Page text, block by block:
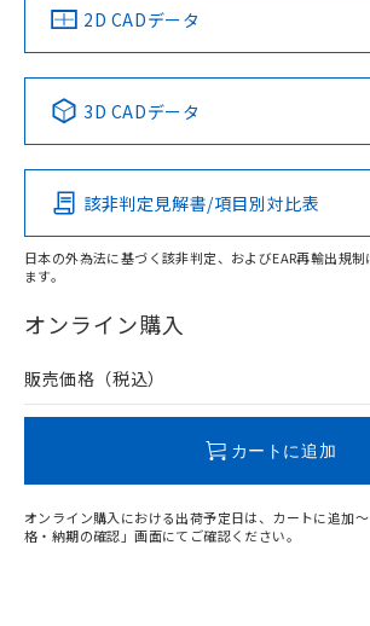
中国 RoHS 注意事項・凡例
Pb Hg Cd
O
在庫等で未対応品が混在する可能性があ
問い合わせください。
船舶規格）
No No No
この製品の規格認証/
その他の認証はこちらのページか
2D CADデータ
3D CADデータ
該非判定見解書/項目別対比表
日本の外為法に基づく該非判定、およびEAR再輸出規
ます。
オンライン購入
販売価格（税込）
カートに追加
オンライン購入における出荷予定日は、カートに追加
格・納期の確認」画面にてご確認ください。